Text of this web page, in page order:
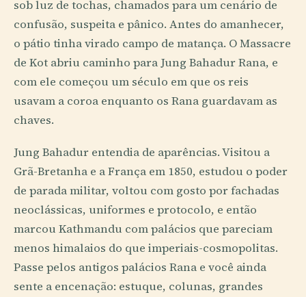
sob luz de tochas, chamados para um cenário de
confusão, suspeita e pânico. Antes do amanhecer,
o pátio tinha virado campo de matança. O Massacre
de Kot abriu caminho para Jung Bahadur Rana, e
com ele começou um século em que os reis
usavam a coroa enquanto os Rana guardavam as
chaves.
Jung Bahadur entendia de aparências. Visitou a
Grã-Bretanha e a França em 1850, estudou o poder
de parada militar, voltou com gosto por fachadas
neoclássicas, uniformes e protocolo, e então
marcou Kathmandu com palácios que pareciam
menos himalaios do que imperiais-cosmopolitas.
Passe pelos antigos palácios Rana e você ainda
sente a encenação: estuque, colunas, grandes